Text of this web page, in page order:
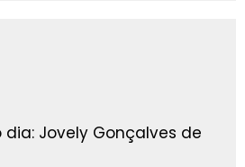
Jovely Gonçalves de